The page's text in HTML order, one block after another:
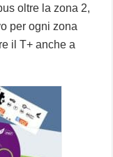
oltre la zona 2,
per ogni zona
il T+ anche a